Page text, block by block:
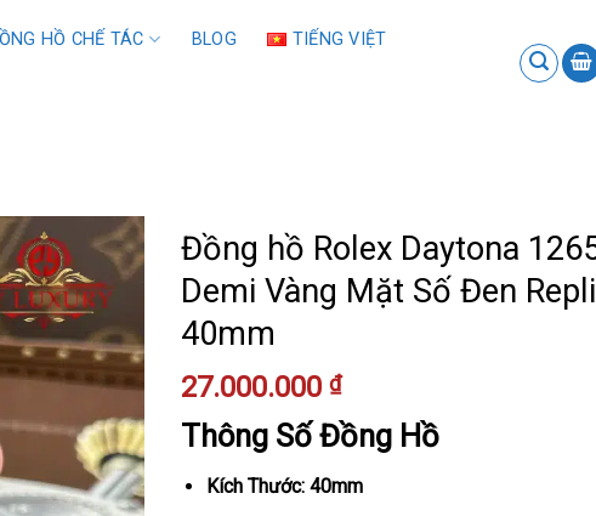
HỒ CHẾ TÁC BLOG TIẾNG VIỆT
Đồng hồ Rolex Daytona
Demi Vàng Mặt Số Đen
40mm
27.000.000 ₫
Thông Số Đồng Hồ
Kích Thước: 40mm